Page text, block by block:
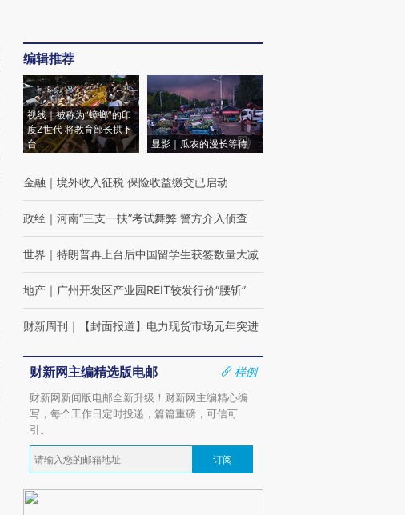
编辑推荐
视线｜被称为“蟑螂”的印
度Z世代 将教育部长拱下
台
显影｜瓜农的漫长等待
金融 ｜ 境外收入征税 保险收益缴交已启动
政经 ｜ 河南“三支一扶”考试舞弊 警方介入侦查
世界 ｜ 特朗普再上台后中国留学生获签数量大减
地产 ｜ 广州开发区产业园REIT较发行价“腰斩”
财新周刊 ｜ 【封面报道】电力现货市场元年突进
财新网主编精选版电邮
样例
财新网新闻版电邮全新升级！财新网主编精心编
写，每个工作日定时投递，篇篇重磅，可信可
引。
订阅